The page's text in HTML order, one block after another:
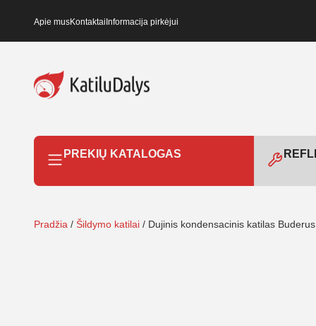
Apie musKontaktaiInformacija pirkėjui
PREKIŲ KATALOGAS
Pradžia / Šildymo katilai / Dujinis kondensacinis katilas